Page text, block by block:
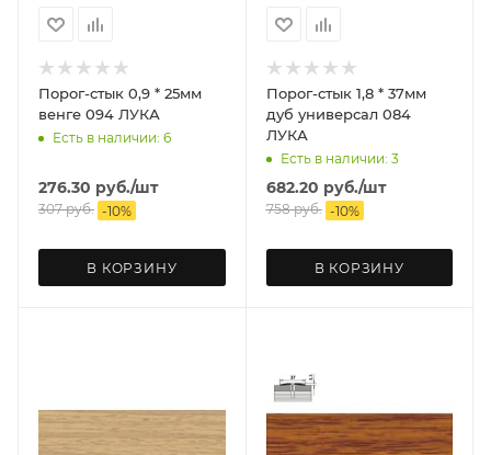
Порог-стык 0,9 * 25мм
венге 094 ЛУКА
Есть в наличии: 6
276.30 руб./шт
307руб. -10%
В КОРЗИНУ
Порог-стык 1,8 * 37мм
дуб универсал 084
ЛУКА
Есть в наличии: 3
682.20 руб./шт
758руб. -10%
В КОРЗИНУ